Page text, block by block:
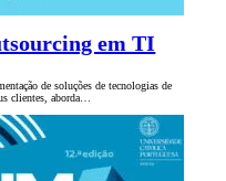
em TI
de soluções de tecnologias de
clientes, aborda…